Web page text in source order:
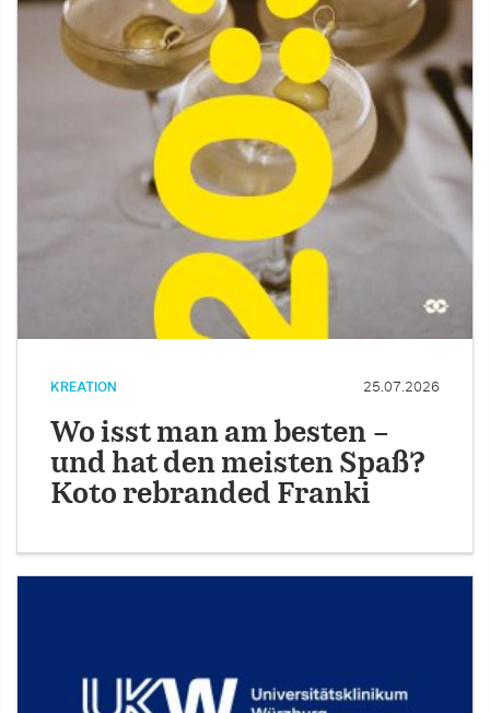
KREATION 25.07.2026
Wo isst man am besten –
und hat den meisten Spaß?
Koto rebranded Franki